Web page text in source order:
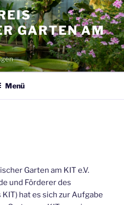
GARTEN AM
Menü
Garten am KIT e.V.
und Förderer des
hat es sich zur Aufgabe